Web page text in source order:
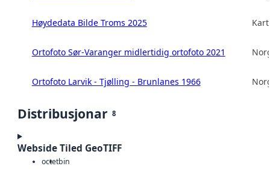
Høydedata Bilde Troms 2025
Ortofoto Sør-Varanger midlertidig ortofoto 2021
Ortofoto Larvik - Tjølling - Brunlanes 1966
Distribusjonar 8
Webside Tiled GeoTIFF
octetbin